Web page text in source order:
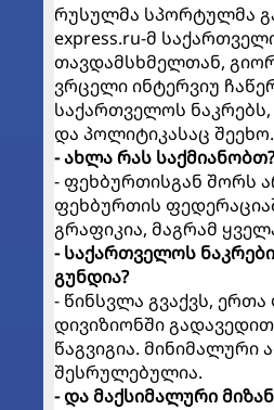
რუსულმა სპორტულმა
express.ru-მ
თავდამსხმელთან,
ვრცელი ინტერვიუ
საქართველოს
და პოლიტიკასაც შეეხო.
- ახლა რას საქმიანობთ?
- ფეხბურთისგან შორს
ფეხბურთის
გრაფიკია, მაგრამ
- საქართველოს
გუნდია?
- წინსვლა გვაქვს,
დივიზიონში
წაგვიგია. მინიმალური
შესრულებულია.
- და მაქსიმალური